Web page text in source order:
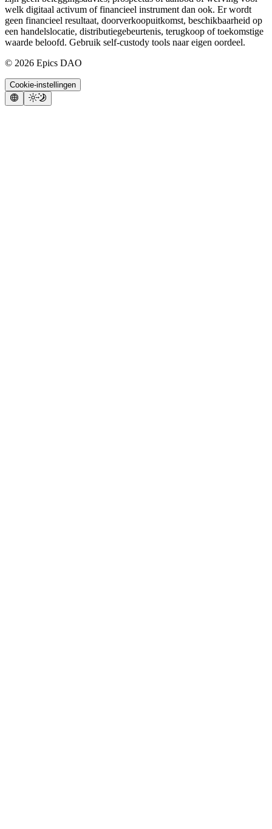
welk digitaal activum of financieel instrument dan ook. Er wordt
geen financieel resultaat, doorverkoopuitkomst, beschikbaarheid op
een handelslocatie, distributiegebeurtenis, terugkoop of toekomstige
waarde beloofd. Gebruik self-custody tools naar eigen oordeel.
© 2026 Epics DAO
Cookie-instellingen